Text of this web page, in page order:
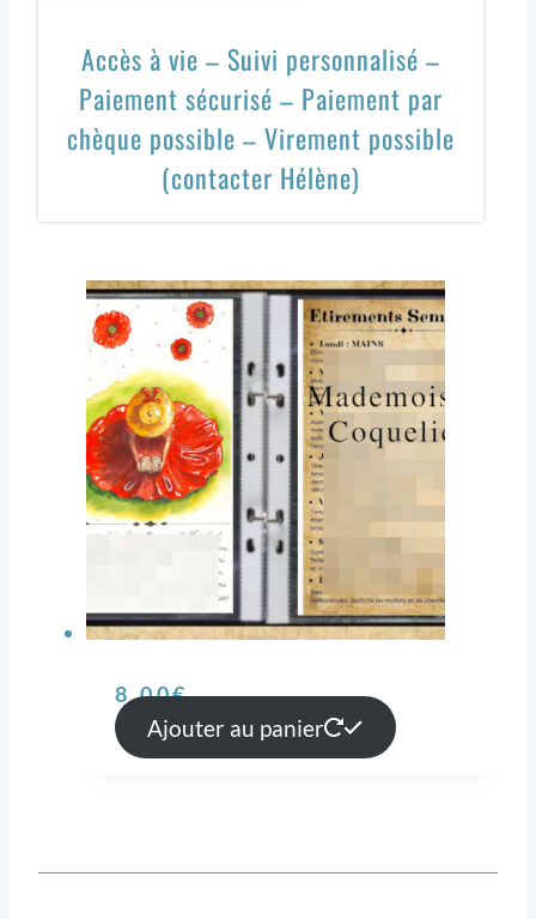
Accès à vie – Suivi personnalisé –
Paiement sécurisé – Paiement par
chèque possible – Virement possible
(contacter Hélène)
8,00€
Ajouter au panier